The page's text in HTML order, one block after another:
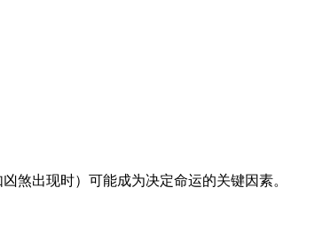
煞出现时）可能成为决定命运的关键因素。